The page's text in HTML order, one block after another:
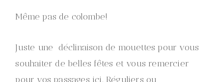
Même pas de colombe!
Juste une déclinaison de mouettes pour vous
souhaiter de belles fêtes et vous remercier
pour vos passages ici. Réguliers ou